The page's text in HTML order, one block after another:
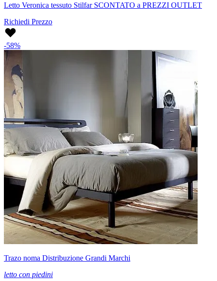
Letto Veronica tessuto Stilfar SCONTATO a PREZZI OUTLET
Richiedi Prezzo
-58%
Trazo noma Distribuzione Grandi Marchi
letto con piedini